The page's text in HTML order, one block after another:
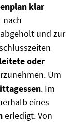
klar
nach
abgeholt und zur
oder
Um
. Im
eines
erledigt. Von